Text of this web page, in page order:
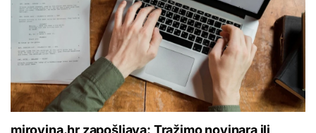
mirovina.hr zapošljava: Tražimo novinara ili